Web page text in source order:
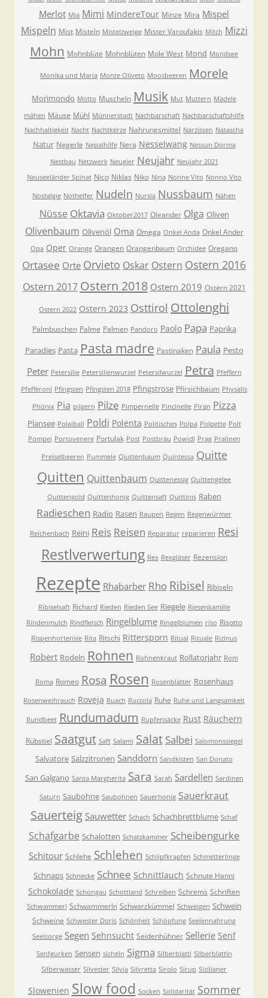
Merlot Mia Mimi MindereTour Minze Mira Mispel
Mispeln Mist Misteln Mistelzweige Mister Varoufakis Mitch Mizzi
Mohn Mohnblüte Mohnblüten Mole West Mond Mondsee
Monika und Maria Monte Oliveto Moosbeeren Morele
Morimondo Motto Muscheln Musik Mut Muttern Mädele
mähen Mäuse Mühl Münnerstadt Nachbarschaft Nachbarschaftshilfe
Nachhaltigkeit Nacht Nachtkerze Nahrungsmittel Narzissen Natascha
Natur Negerle Nepalhilfe Nera Nesselwang Nessun Dorma
Nestbau Netzwerk Neugier Neujahr Neujahr 2021
Neuseeländer Spinat Nico Niklas Niko Nina Nonne Vito Nonno Vito
Nostalgie Nothelfer Nudeln Nursia Nussbaum Nähen
Nüsse Oktavia Oktober2017 Oleander Olga Oliven
Olivenbaum Olivenöl Oma Omega Onkel Anda Onkel Ander
Opa Oper Orange Orangen Orangenbaum Orchidee Oregano
Ortasee Orte Orvieto Oskar Ostern Ostern 2016
Ostern 2017 Ostern 2018 Ostern 2019 Ostern 2021
Ostern 2022 Ostern 2023 Osttirol Ottolenghi
Palmbuschen Palme Palmen Pandoro Paolo Papa Paprika
Paradies Pasta Pasta madre Pastinaken Paula Pesto
Peter Petersilie Petersilienwurzel Petersilwurzel Petra Pfeffern
Pfefferoni Pfingsten Pfingsten 2018 Pfingstrose Pfirsichbaum Physalis
Phönix Pia pilgern Pilze Pimpernelle Pincinelle Piran Pizza
Plansee Polaiball Poldi Polenta Politisches Polpa Polpette Polt
Pompei Portovenere Portulak Post Postbräu Powidl Prag Pralinen
Preiselbeeren Pummele Qiuttenbaum Quintessa Quitte
Quitten Quittenbaum Quittenessig Quittengelee
Quittengold Quittenhonig Quittensaft Quittinis Raben
Radieschen Radio Rasen Raupen Regen Regenwürmer
Reichenbach Reini Reis Reisen Reparatur reparieren Resi
Restlverwertung Rex Rexgläser Rezension
Rezepte Rhabarber Rho Ribisel Ribiseln
Ribiselsaft Richard Rieden Rieden See Riegele Riesenkamille
Rindenmulch Rindfleisch Ringelblume Ringelblumen riso Risotto
Rispenhortensie Rita Ritschi Rittersporn Ritual Rituale Rizinus
Robert Rodeln Rohnen Rohnenkraut Rollatorjahr Rom
Roma Romeo Rosa Rosen Rosenblätter Rosenhaus
Rosenweihrauch Roveja Ruach Ruccola Ruhe Ruhe und Langsamkeit
Rundbeet Rundumadum Rupfensäcke Rust Räuchern
Rübstiel Saatgut Saft Salami Salat Salbei Salomonssiegel
Salvatore Salzzitronen Sanddorn Sandkisten San Donato
San Galgano Santa Margherita Sara Sarah Sardellen Sardinen
Saturn Saubohne Saubohnen Sauerhonig Sauerkraut
Sauerteig Sauwetter Schach Schachbrettblume Schaf
Schafgarbe Schalotten Schatzkammer Scheibengurke
Schitour Schlehe Schlehen Schlipfkrapfen Schmetterlinge
Schnaps Schnecke Schnee Schnittlauch Schnute Hanni
Schokolade Schongau Schottland Schreiben Schrems Schriften
Schwammerl Schwammerln Schwarzkümmel Schweigen Schwein
Schweine Schwester Doris Schönheit Schöpfung Seelennahrung
Seelsorge Segen Sehnsucht Seidenhühner Sellerie Senf
Senfgurken Sensen sicheln Sigma Silberblattl Silberblattln
Silberwasser Silvester Silvia Silvretta Sirolo Sirup Sizilianer
Slowenien Slow food Socken Solidarität Sommer